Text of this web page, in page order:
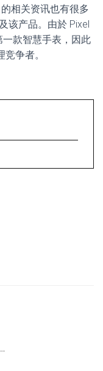
相关资讯也有很多
该产品。由於 Pixel
款智慧手表，因此
争者。